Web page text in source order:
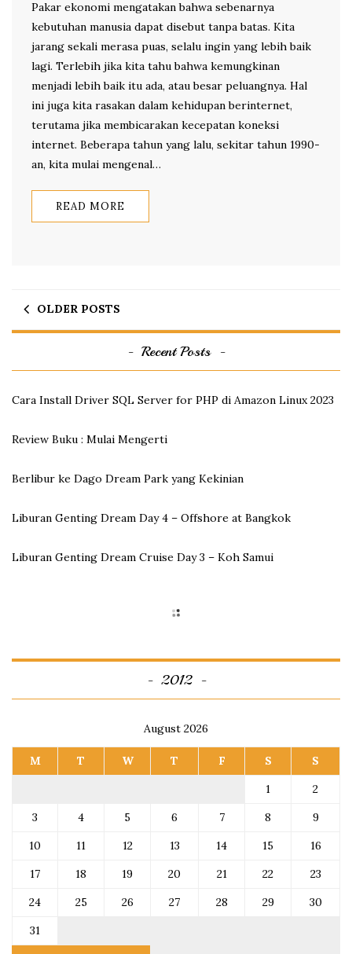
Pakar ekonomi mengatakan bahwa sebenarnya
kebutuhan manusia dapat disebut tanpa batas. Kita
jarang sekali merasa puas, selalu ingin yang lebih baik
lagi. Terlebih jika kita tahu bahwa kemungkinan
menjadi lebih baik itu ada, atau besar peluangnya. Hal
ini juga kita rasakan dalam kehidupan berinternet,
terutama jika membicarakan kecepatan koneksi
internet. Beberapa tahun yang lalu, sekitar tahun 1990-
an, kita mulai mengenal…
READ MORE
OLDER POSTS
Recent Posts
Cara Install Driver SQL Server for PHP di Amazon Linux 2023
Review Buku : Mulai Mengerti
Berlibur ke Dago Dream Park yang Kekinian
Liburan Genting Dream Day 4 – Offshore at Bangkok
Liburan Genting Dream Cruise Day 3 – Koh Samui
2012
August 2026
M T W T F S S
1
2
3
4 5 6 7 8
9
10
11 12 13 14 15
16
17
18 19 20 21 22
23
24
25 26 27 28 29
30
31